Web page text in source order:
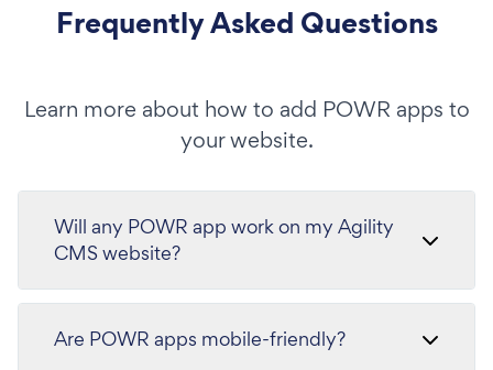
Frequently Asked Questions
Learn more about how to add POWR apps to
your website.
Will any POWR app work on my Agility
CMS website?
Are POWR apps mobile-friendly?